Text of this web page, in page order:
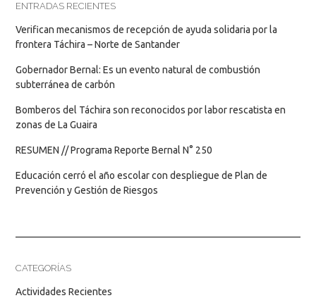
ENTRADAS RECIENTES
Verifican mecanismos de recepción de ayuda solidaria por la
frontera Táchira – Norte de Santander
Gobernador Bernal: Es un evento natural de combustión
subterránea de carbón
Bomberos del Táchira son reconocidos por labor rescatista en
zonas de La Guaira
RESUMEN // Programa Reporte Bernal N° 250
Educación cerró el año escolar con despliegue de Plan de
Prevención y Gestión de Riesgos
CATEGORÍAS
Actividades Recientes